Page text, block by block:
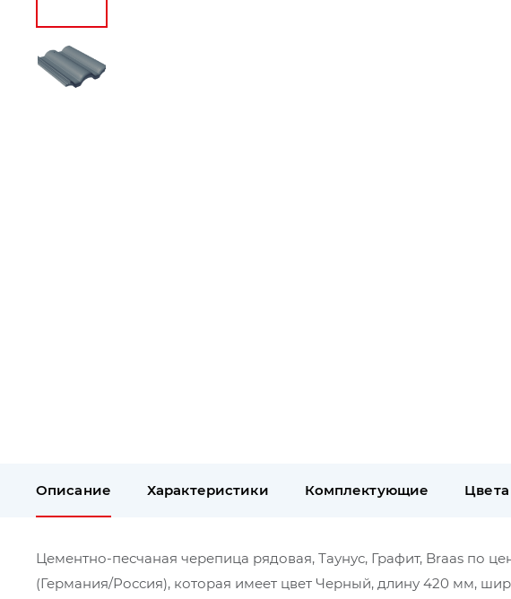
Описание Характеристики Комплектующие
Цементно-песчаная черепица рядовая, Таунус, Графит, Braas по
(Германия/Россия), которая имеет цвет Черный, длину 420 мм,